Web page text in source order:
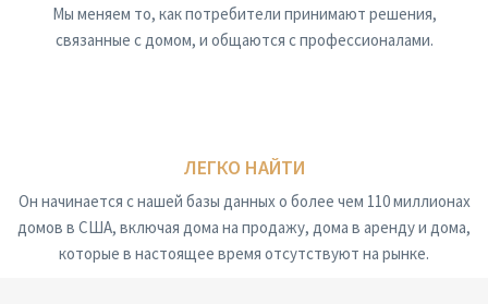
Мы меняем то, как потребители принимают решения,
связанные с домом, и общаются с профессионалами.
ЛЕГКО НАЙТИ
Он начинается с нашей базы данных о более чем 110 миллионах
домов в США, включая дома на продажу, дома в аренду и дома,
которые в настоящее время отсутствуют на рынке.